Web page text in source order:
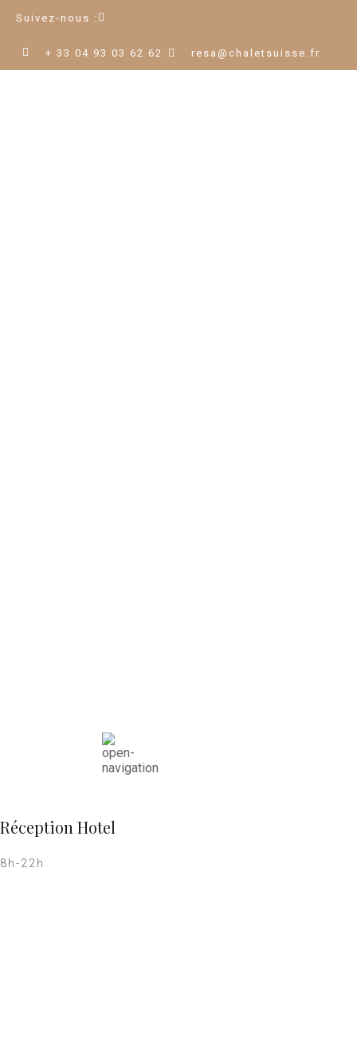
Suivez-nous :
+ 33 04 93 03 62 62 resa@chaletsuisse.fr
Réception Hotel
8h-22h